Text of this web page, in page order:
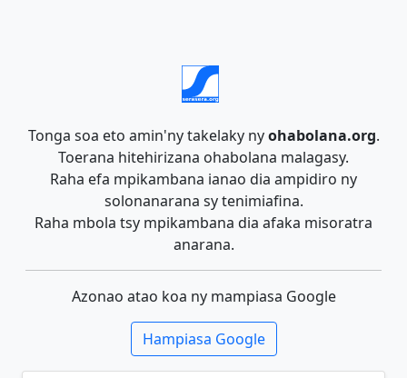
Tonga soa eto amin'ny takelaky nyohabolana.org.
Toerana hitehirizana ohabolana malagasy.
Raha efa mpikambana ianao dia ampidiro ny
solonanarana sy tenimiafina.
Raha mbola tsy mpikambana dia afaka misoratra
anarana.
Azonao atao koa ny mampiasa Google
Hampiasa Google